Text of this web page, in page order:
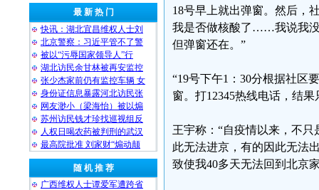
最 新 热 门
快讯：湖北宜昌维权人士刘
北京警察：习近平管不了警
被以“污辱国家领导人”行
湖北访民余甘林被再安监控
张少杰家前仍有监控车辆 女
身份证信息暴露河北访民张
网友渺小（梁海怡）被以煽
苏州访民钱才珍找巡视组反
人权日喝农药被判刑的武汉
最高院批准 刘家财“煽动颠
随 机 推 荐
广西维权人士谭爱军遭跨省
18号早上就出弹窗。然后，
我是否做核酸了……我说我没
但弹窗还在。”
“19号下午1：30分根据社区
窗。打12345热线电话，结
王宇称：“自疫情以来，不
此无法进京，有的因此无法
致使我40多天无法回到北京